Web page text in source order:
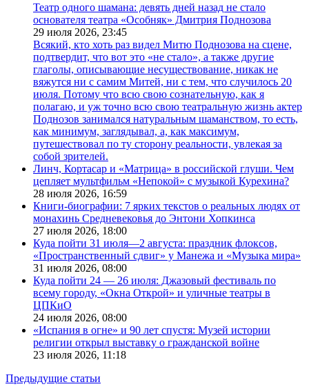
Театр одного шамана: девять дней назад не стало
основателя театра «Особняк» Дмитрия Поднозова
29 июля 2026, 23:45
Всякий, кто хоть раз видел Митю Поднозова на сцене,
подтвердит, что вот это «не стало», а также другие
глаголы, описывающие несуществование, никак не
вяжутся ни с самим Митей, ни с тем, что случилось 20
июля. Потому что всю свою сознательную, как я
полагаю, и уж точно всю свою театральную жизнь актер
Поднозов занимался натуральным шаманством, то есть,
как минимум, заглядывал, а, как максимум,
путешествовал по ту сторону реальности, увлекая за
собой зрителей.
Линч, Кортасар и «Матрица» в российской глуши. Чем
цепляет мультфильм «Непокой» с музыкой Курехина?
28 июля 2026, 16:59
Книги-биографии: 7 ярких текстов о реальных людях от
монахинь Средневековья до Энтони Хопкинса
27 июля 2026, 18:00
Куда пойти 31 июля—2 августа: праздник флоксов,
«Пространственный сдвиг» у Манежа и «Музыка мира»
31 июля 2026, 08:00
Куда пойти 24 — 26 июля: Джазовый фестиваль по
всему городу, «Окна Открой» и уличные театры в
ЦПКиО
24 июля 2026, 08:00
«Испания в огне» и 90 лет спустя: Музей истории
религии открыл выставку о гражданской войне
23 июля 2026, 11:18
Предыдущие статьи